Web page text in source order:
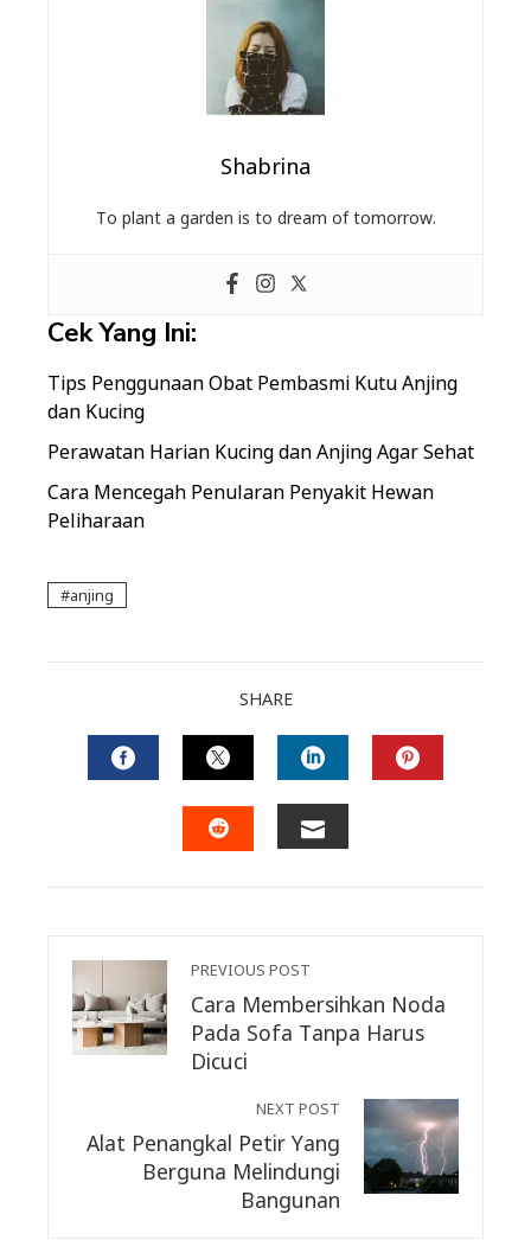
Shabrina
To plant a garden is to dream of tomorrow.
Cek Yang Ini:
Tips Penggunaan Obat Pembasmi Kutu Anjing
dan Kucing
Perawatan Harian Kucing dan Anjing Agar Sehat
Cara Mencegah Penularan Penyakit Hewan
Peliharaan
anjing
SHARE
FACEBOOKTWITTERLINKEDIN
PREVIOUS POST
Cara Membersihkan Noda
Pada Sofa Tanpa Harus
Dicuci
NEXT POST
Alat Penangkal Petir Yang
Berguna Melindungi
Bangunan